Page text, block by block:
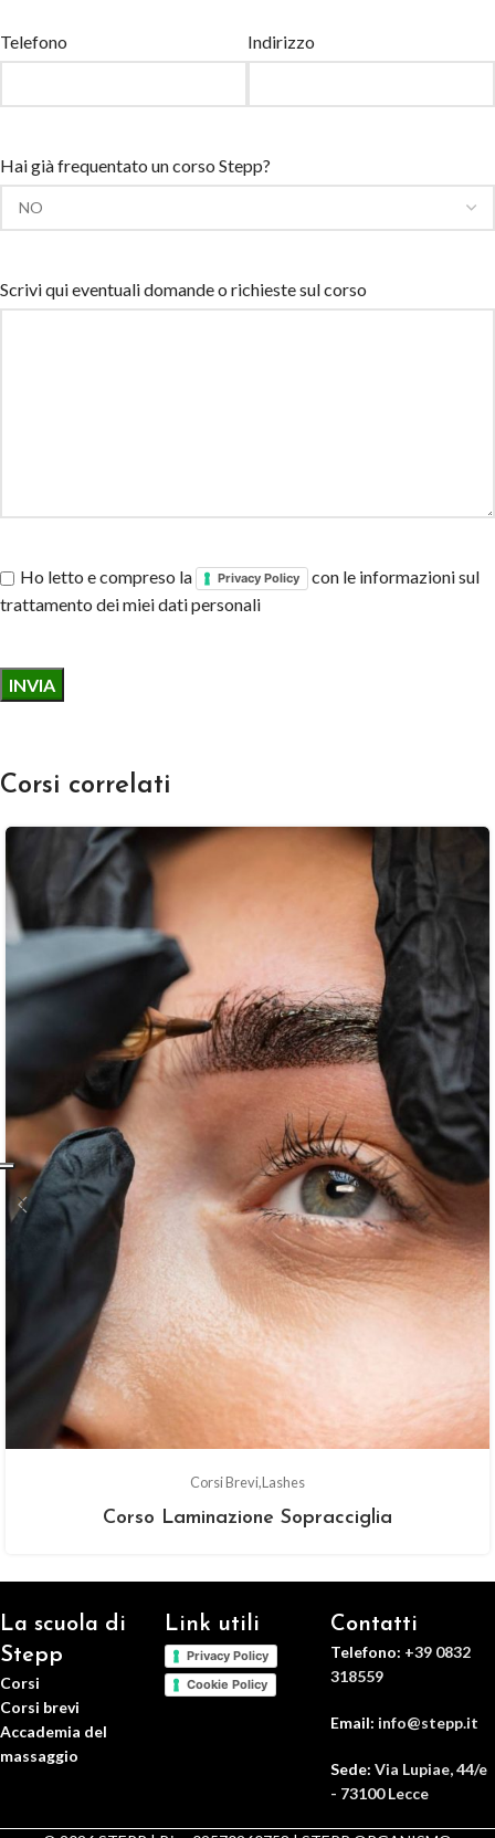
Telefono Indirizzo
Hai già frequentato un corso Stepp?
Scrivi qui eventuali domande o richieste sul corso
Ho letto e compreso la Privacy Policy
con le informazioni sul
trattamento dei miei dati personali
Corsi correlati
Corsi BreviLashes
Corso Laminazione Sopracciglia
La scuola di
Stepp
Corsi
Corsi brevi
Accademia del
massaggio
Link utili
Privacy Policy
Cookie Policy
Contatti
Telefono: +39 0832
318559
Email: info@stepp.it
Sede: Via Lupiae, 44/e
- 73100 Lecce